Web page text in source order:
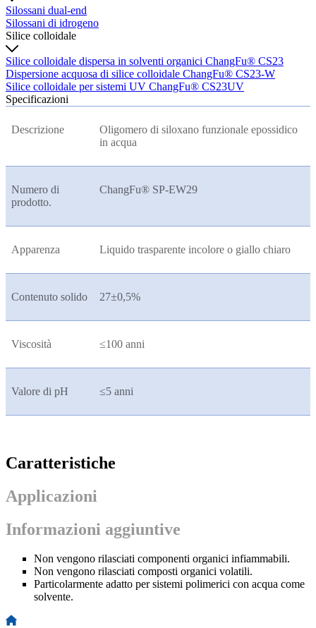
Silossani dual-end
Silossani di idrogeno
Silice colloidale
Silice colloidale dispersa in solventi organici ChangFu® CS23
Dispersione acquosa di silice colloidale ChangFu® CS23-W
Silice colloidale per sistemi UV ChangFu® CS23UV
Specificazioni
Descrizione
Oligomero di siloxano funzionale epossidico
in acqua
Numero di
prodotto.
ChangFu® SP-EW29
Apparenza Liquido trasparente incolore o giallo chiaro
Contenuto solido 27±0,5%
Viscosità ≤100 anni
Valore di pH ≤5 anni
Caratteristiche
Applicazioni
Informazioni aggiuntive
Non vengono rilasciati componenti organici infiammabili.
Non vengono rilasciati composti organici volatili.
Particolarmente adatto per sistemi polimerici con acqua come
solvente.